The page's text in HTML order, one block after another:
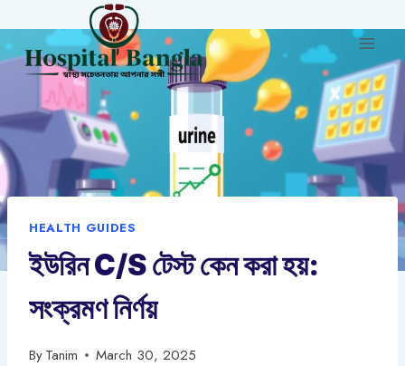
to
content
HEALTH GUIDES
ইউরিন C/S টেস্ট কেন করা হয়:
সংক্রমণ নির্ণয়
ByTanim March 30, 2025